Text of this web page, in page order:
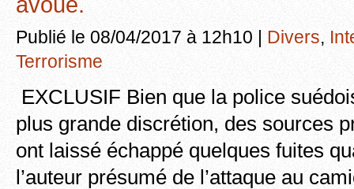
Publié le 08/04/2017 à 12h10 | Divers,
Terrorisme
EXCLUSIF Bien que la police
plus grande discrétion, des sources
ont laissé échappé quelques fuites
l’auteur présumé de l’attaque au